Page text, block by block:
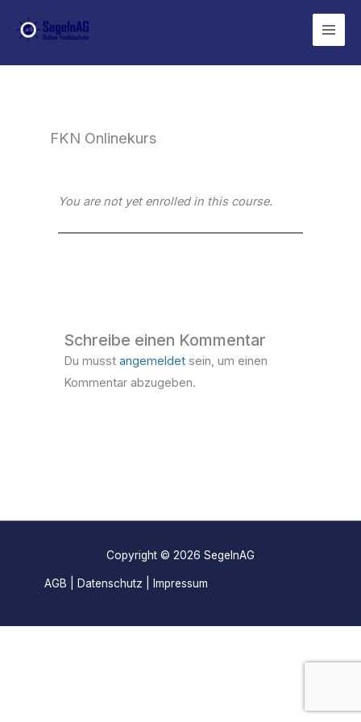
Inhalt
FKN Onlinekurs
You are not yet enrolled in this course.
Schreibe einen Kommentar
Du musstangemeldet sein, um einen
Kommentar abzugeben.
Copyright © 2026 SegelnAG
AGB Datenschutz Impressum